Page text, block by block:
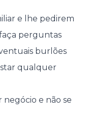
e lhe pedirem
perguntas
burlões
qualquer
e não se